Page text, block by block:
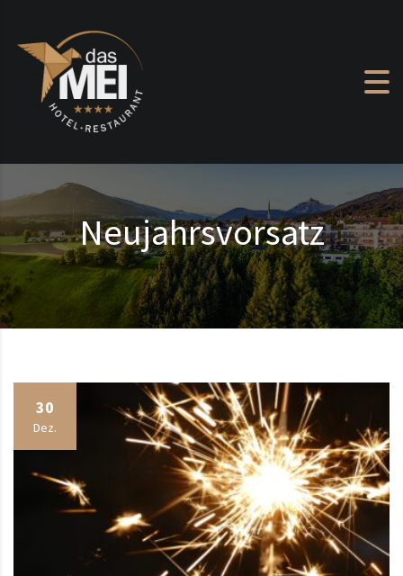
Neujahrsvorsatz
30
Dez.